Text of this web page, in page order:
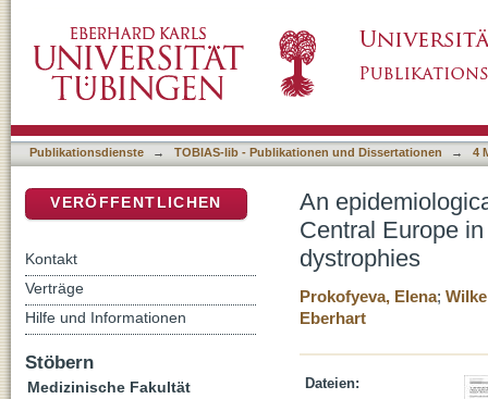
peripheral monogenic retinal dystrophies
Publikationsdienste → TOBIAS-lib - Publikationen und Dissertationen → 4
An
Central Europe
dystrophies
Prokofyeva, Elena;
Eberhart
Dateien:
VERÖFFENTLICHEN
Kontakt
Verträge
Hilfe und Informationen
Stöbern
Medizinische Fakultät